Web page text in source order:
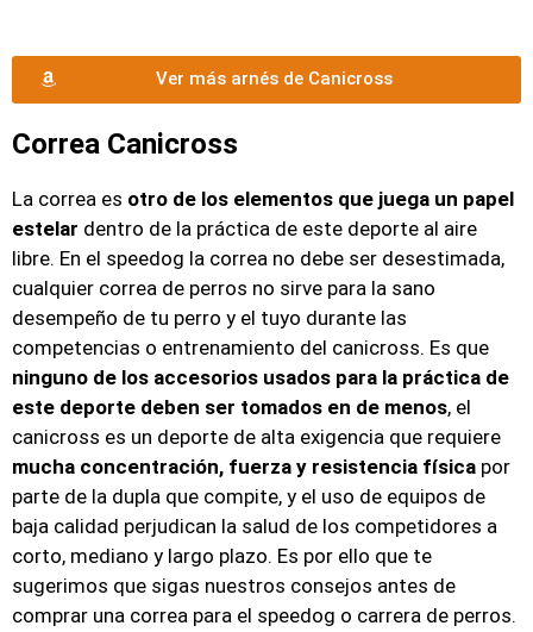
Ver más arnés de Canicross
Correa Canicross
La correa es otro de los elementos que juega un papel
estelar dentro de la práctica de este deporte al aire
libre. En el speedog la correa no debe ser desestimada,
cualquier correa de perros no sirve para la sano
desempeño de tu perro y el tuyo durante las
competencias o entrenamiento del canicross. Es que
ninguno de los accesorios usados para la práctica de
este deporte deben ser tomados en de menos, el
canicross es un deporte de alta exigencia que requiere
mucha concentración, fuerza y resistencia física por
parte de la dupla que compite, y el uso de equipos de
baja calidad perjudican la salud de los competidores a
corto, mediano y largo plazo. Es por ello que te
sugerimos que sigas nuestros consejos antes de
comprar una correa para el speedog o carrera de perros.